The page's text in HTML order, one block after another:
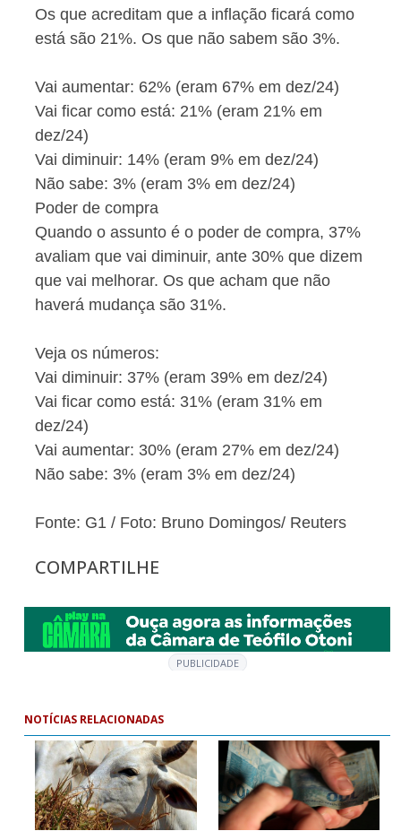
Os que acreditam que a inflação ficará como
está são 21%. Os que não sabem são 3%.
Vai aumentar: 62% (eram 67% em dez/24)
Vai ficar como está: 21% (eram 21% em
dez/24)
Vai diminuir: 14% (eram 9% em dez/24)
Não sabe: 3% (eram 3% em dez/24)
Poder de compra
Quando o assunto é o poder de compra, 37%
avaliam que vai diminuir, ante 30% que dizem
que vai melhorar. Os que acham que não
haverá mudança são 31%.
Veja os números:
Vai diminuir: 37% (eram 39% em dez/24)
Vai ficar como está: 31% (eram 31% em
dez/24)
Vai aumentar: 30% (eram 27% em dez/24)
Não sabe: 3% (eram 3% em dez/24)
Fonte: G1 / Foto: Bruno Domingos/ Reuters
COMPARTILHE
PUBLICIDADE
NOTÍCIAS RELACIONADAS